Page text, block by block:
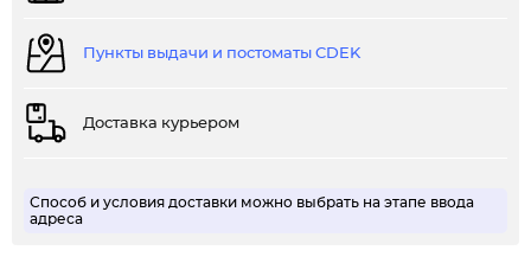
Пункты выдачи и постоматы CDEK
Доставка курьером
Способ и условия доставки можно выбрать на этапе ввода
адреса